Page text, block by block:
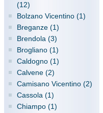
(12)
Bolzano Vicentino (1)
Breganze (1)
Brendola (3)
Brogliano (1)
Caldogno (1)
Calvene (2)
Camisano Vicentino (2)
Cassola (1)
Chiampo (1)